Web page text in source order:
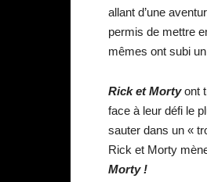
allant d’une
permis de mettre
mêmes ont subi
Rick et Mortyont
face à leur défi le
sauter dans un «
Rick et Morty
Morty !